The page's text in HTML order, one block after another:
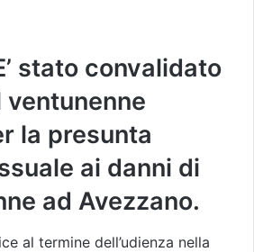
stato convalidato
ventunenne
la presunta
ai danni di
ad Avezzano.
al termine dell’udienza nella